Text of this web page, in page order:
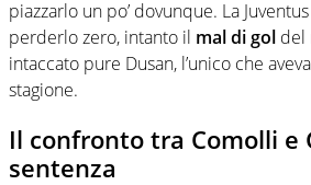
piazzarlo un po’ dovunque. La
perderlo zero, intanto il mal di gol del
intaccato pure Dusan, l’unico che
stagione.
Il confronto tra Comolli e
sentenza